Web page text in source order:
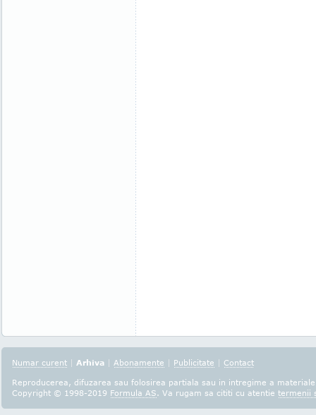
Numar curent | Arhiva | Abonamente | Publicitate | Contact
Reproducerea, difuzarea sau folosirea partiala sau in intregime a
Copyright © 1998-2019 Formula AS. Va rugam sa cititi cu atentie termenii